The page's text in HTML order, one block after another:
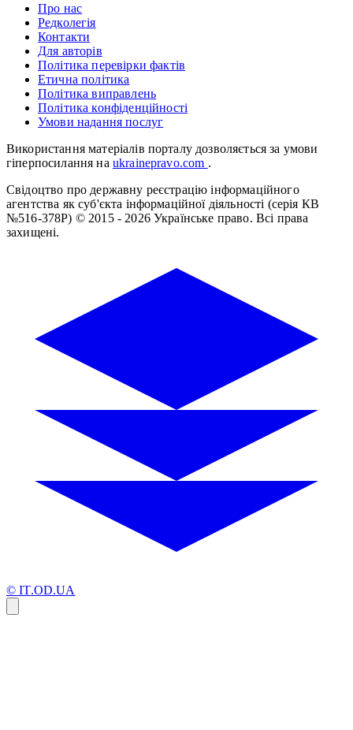
Про нас
Редколегія
Контакти
Для авторів
Політика перевірки фактів
Етична політика
Політика виправлень
Політика конфіденційності
Умови надання послуг
Використання матеріалів порталу дозволяється за умови
гіперпосилання на ukrainepravo.com .
Свідоцтво про державну реєстрацію інформаційного
агентства як суб'єкта інформаційної діяльності (серія КВ
№516-378Р) © 2015 - 2026 Українське право. Всі права
захищені.
© IT.OD.UA